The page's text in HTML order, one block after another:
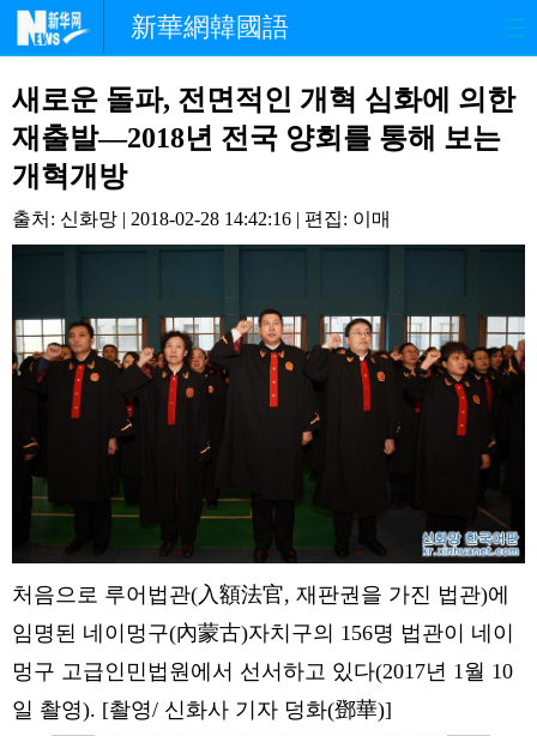
新華網韓國語
홈페이지 최신뉴스 정치
경제 사회 포토
중한교류 핫 TV
생생 중국어
새로운 돌파, 전면적인 개혁 심화에 의한
재출발—2018년 전국 양회를 통해 보는
개혁개방
출처: 신화망 | 2018-02-28 14:42:16 | 편집: 이매
처음으로 루어법관(入額法官, 재판권을 가진 법관)에
임명된 네이멍구(內蒙古)자치구의 156명 법관이 네이
멍구 고급인민법원에서 선서하고 있다(2017년 1월 10
일 촬영). [촬영/ 신화사 기자 덩화(鄧華)]